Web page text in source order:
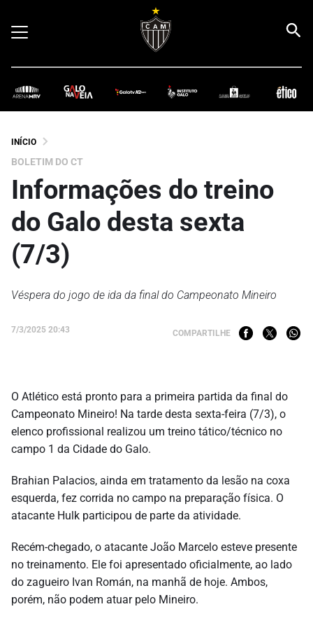
INÍCIO
BOLETIM DO CT
Informações do treino
do Galo desta sexta
(7/3)
Véspera do jogo de ida da final do Campeonato Mineiro
7/3/2025 20:43 COMPARTILHE
O Atlético está pronto para a primeira partida da final do
Campeonato Mineiro! Na tarde desta sexta-feira (7/3), o
elenco profissional realizou um treino tático/técnico no
campo 1 da Cidade do Galo.
Brahian Palacios, ainda em tratamento da lesão na coxa
esquerda, fez corrida no campo na preparação física. O
atacante Hulk participou de parte da atividade.
Recém-chegado, o atacante João Marcelo esteve presente
no treinamento. Ele foi apresentado oficialmente, ao lado
do zagueiro Ivan Román, na manhã de hoje. Ambos,
porém, não podem atuar pelo Mineiro.